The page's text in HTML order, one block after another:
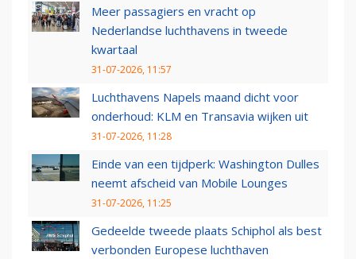
Meer passagiers en vracht op
Nederlandse luchthavens in tweede
kwartaal
31-07-2026, 11:57
Luchthavens Napels maand dicht voor
onderhoud: KLM en Transavia wijken uit
31-07-2026, 11:28
Einde van een tijdperk: Washington Dulles
neemt afscheid van Mobile Lounges
31-07-2026, 11:25
Gedeelde tweede plaats Schiphol als best
verbonden Europese luchthaven